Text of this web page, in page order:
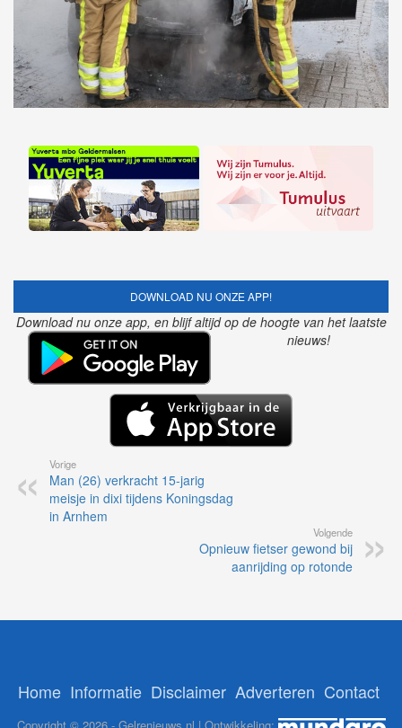
DOWNLOAD NU ONZE APP!
Download nu onze app, en blijf altijd op de hoogte van het laatste
nieuws!
Vorige
Man (26) verkracht 15-jarig
meisje in dixi tijdens Koningsdag
in Arnhem
Volgende
Opnieuw fietser gewond bij
aanrijding op rotonde
Home Informatie Disclaimer Adverteren Contact